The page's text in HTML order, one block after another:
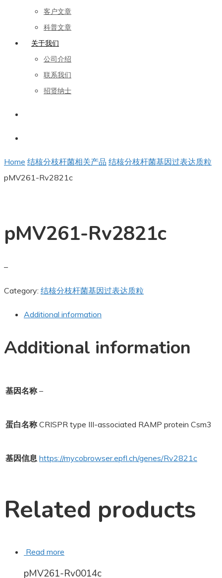
客户文章
科普文章
关于我们
公司介绍
联系我们
招贤纳士
Home 结核分枝杆菌相关产品 结核分枝杆菌基因过表达质粒
pMV261-Rv2821c
pMV261-Rv2821c
–
Category: 结核分枝杆菌基因过表达质粒
Additional information
Additional information
基因名称 –
蛋白名称 CRISPR type III-associated RAMP protein Csm3
基因信息 https://mycobrowser.epfl.ch/genes/Rv2821c
Related products
Read more
pMV261-Rv0014c